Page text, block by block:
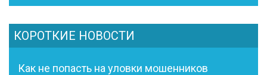
КОРОТКИЕ НОВОСТИ
Как не попасть на уловки мошенников